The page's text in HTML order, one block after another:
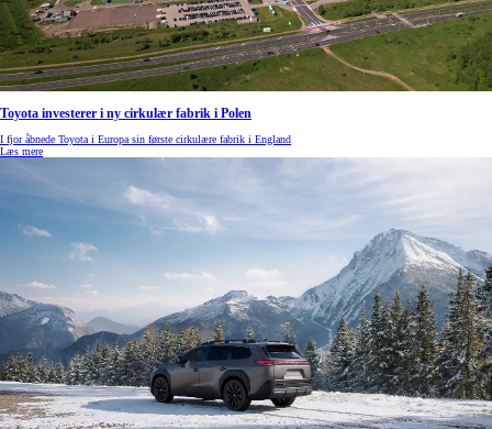
Toyota investerer i ny cirkulær fabrik i Polen
I fjor åbnede Toyota i Europa sin første cirkulære fabrik i England
Læs mere